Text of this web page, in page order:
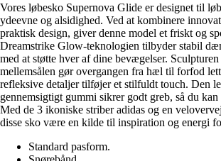
Vores løbesko Supernova Glide er designet til
ydeevne og alsidighed. Ved at kombinere
praktisk design, giver denne model et friskt og
Dreamstrike Glow-teknologien tilbyder stabil
med at støtte hver af dine bevægelser.
mellemsålen gør overgangen fra hæl til forfod
refleksive detaljer tilføjer et stilfuldt touch. Den
gennemsigtigt gummi sikrer godt greb, så du
Med de 3 ikoniske striber adidas og en
disse sko være en kilde til inspiration og energi
Standard pasform.